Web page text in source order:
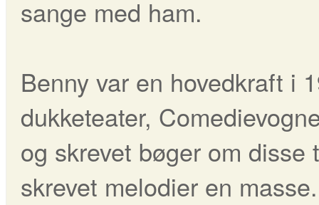
sange med ham.
Benny var en hovedkraft i
dukketeater,
og skrevet bøger om
skrevet melodier en masse.